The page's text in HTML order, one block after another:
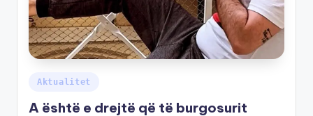
Aktualitet
A është e drejtë që të burgosurit